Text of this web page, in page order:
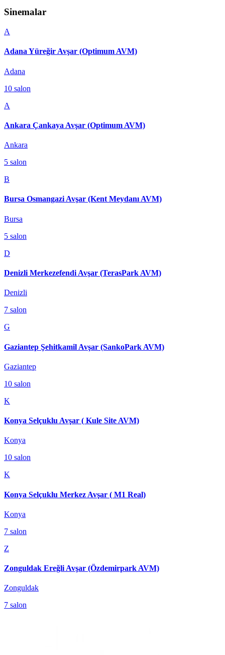
Sinemalar
A
Adana Yüreğir Avşar (Optimum AVM)
Adana
10 salon
A
Ankara Çankaya Avşar (Optimum AVM)
Ankara
5 salon
B
Bursa Osmangazi Avşar (Kent Meydanı AVM)
Bursa
5 salon
D
Denizli Merkezefendi Avşar (TerasPark AVM)
Denizli
7 salon
G
Gaziantep Şehitkamil Avşar (SankoPark AVM)
Gaziantep
10 salon
K
Konya Selçuklu Avşar ( Kule Site AVM)
Konya
10 salon
K
Konya Selçuklu Merkez Avşar ( M1 Real)
Konya
7 salon
Z
Zonguldak Ereğli Avşar (Özdemirpark AVM)
Zonguldak
7 salon